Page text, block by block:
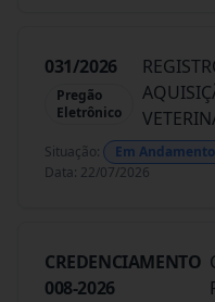
031/2026
Pregão
Eletrônico
Situação:
Em Andamento
Data: 22/07/2026
CREDENCIAMENTO
008-2026